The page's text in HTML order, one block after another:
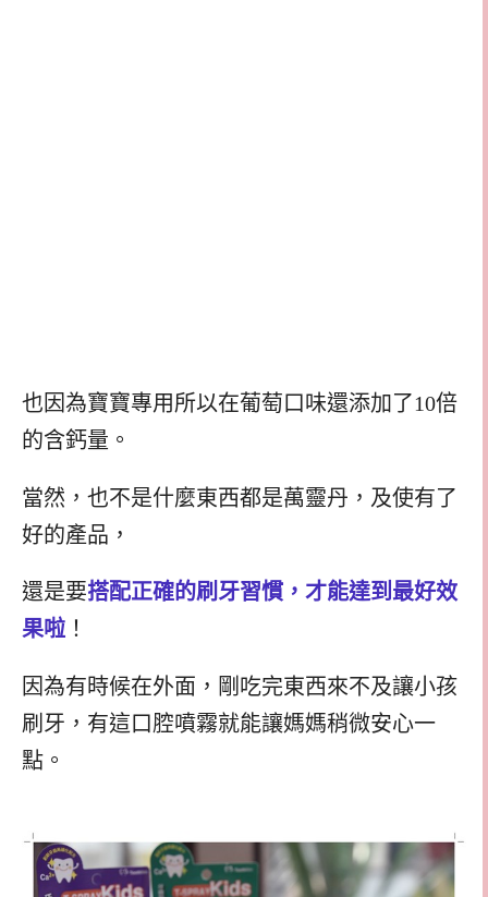
也因為寶寶專用所以在葡萄口味還添加了10倍
的含鈣量。
當然，也不是什麼東西都是萬靈丹，及使有了
好的產品，
還是要搭配正確的刷牙習慣，才能達到最好效
果啦 ！
因為有時候在外面，剛吃完東西來不及讓小孩
刷牙，有這口腔噴霧就能讓媽媽稍微安心一
點。